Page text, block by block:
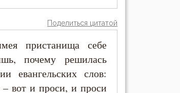
Поделиться цитатой
пристанища себе
почему решилась
евангельских слов:
вот и проси, и проси